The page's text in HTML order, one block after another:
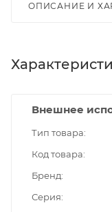
ОПИСАНИЕ И
Внешнее
Тип товара
Код товара
Бренд
Серия